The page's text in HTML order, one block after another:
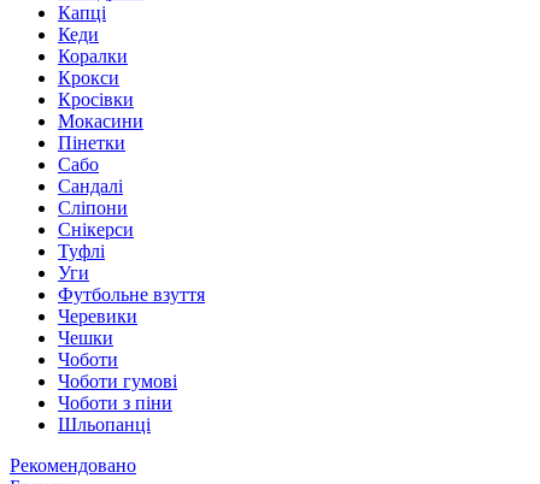
Капці
Кеди
Коралки
Крокси
Кросівки
Мокасини
Пінетки
Сабо
Сандалі
Сліпони
Снікерси
Туфлі
Уги
Футбольне взуття
Черевики
Чешки
Чоботи
Чоботи гумові
Чоботи з піни
Шльопанці
Рекомендовано